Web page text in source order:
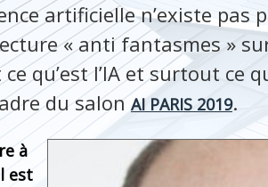
artificielle n’existe pas
« anti fantasmes »
qu’est l’IA et surtout ce
du salonAI PARIS 2019.
à
est